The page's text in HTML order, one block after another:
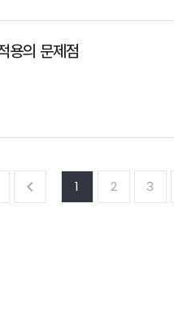
용의 문제점
1 2 3